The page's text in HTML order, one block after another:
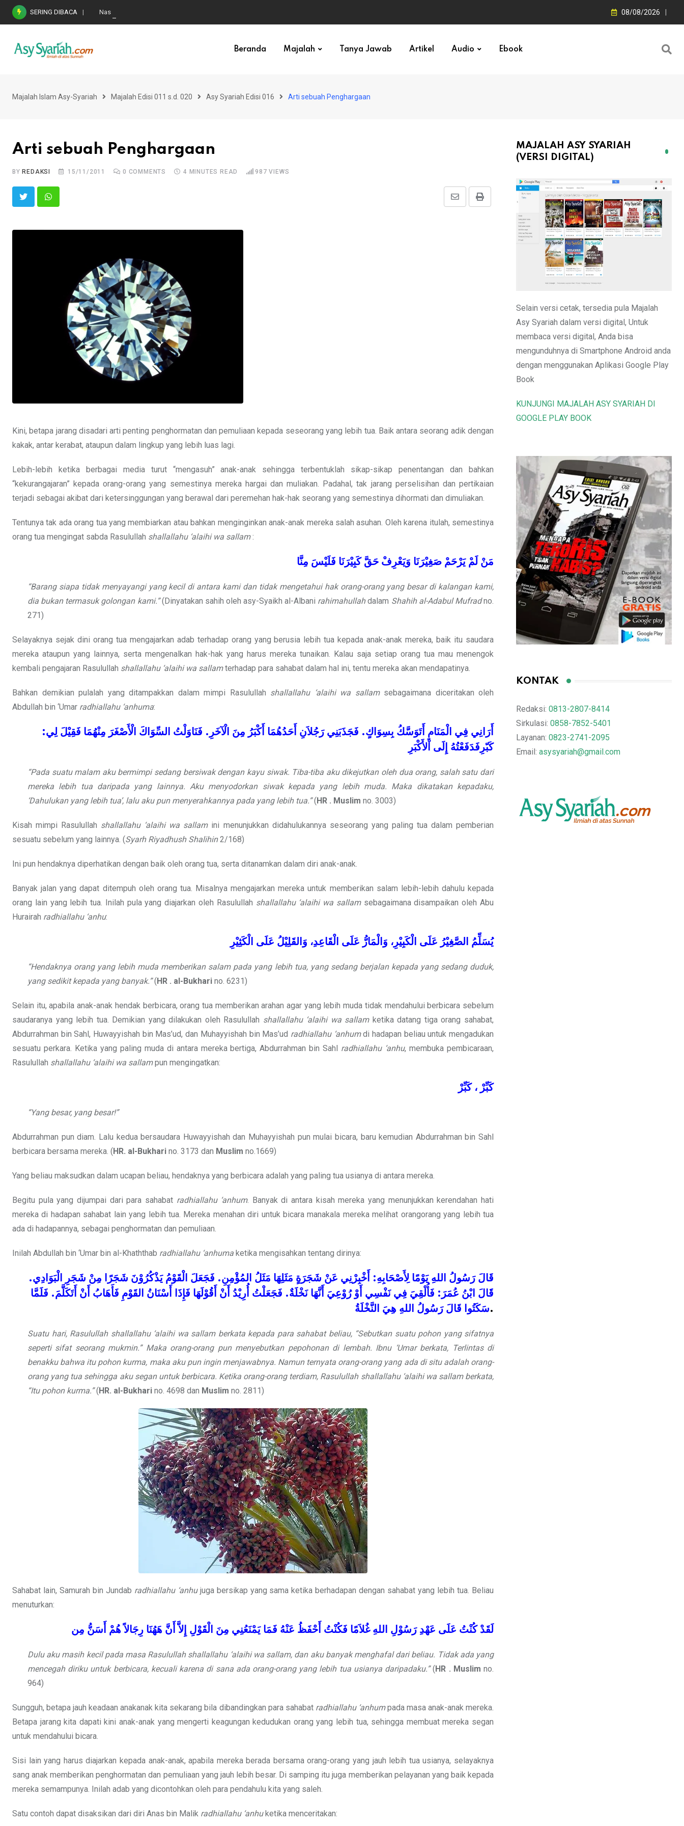
Skip
SERING DIBACA Nasihat Emas di Masa Fitnah (Ujian/Perselisihan) 08/08/2026
Beranda Majalah Tanya Jawab Artikel Audio Ebook
Majalah Islam Asy-Syariah Majalah Edisi 011 s.d. 020 Asy Syariah Edisi 016 Arti sebuah Penghargaan
Arti sebuah Penghargaan
BY REDAKSI 15/11/2011 0 COMMENTS 4 MINUTES READ 987 VIEWS
Print
Share
Kini, betapa jarang disadari arti penting penghormatan dan pemuliaan kepada seseorang yang lebih tua. Baik antara seorang adik dengan
kakak, antar kerabat, ataupun dalam lingkup yang lebih luas lagi.
Lebih-lebih ketika berbagai media turut “mengasuh” anak-anak sehingga terbentuklah sikap-sikap penentangan dan bahkan
“kekurangajaran” kepada orang-orang yang semestinya mereka hargai dan muliakan. Padahal, tak jarang perselisihan dan pertikaian
terjadi sebagai akibat dari ketersinggungan yang berawal dari peremehan hak-hak seorang yang semestinya dihormati dan dimuliakan.
Tentunya tak ada orang tua yang membiarkan atau bahkan menginginkan anak-anak mereka salah asuhan. Oleh karena itulah, semestinya
orang tua mengingat sabda Rasulullah shallallahu ‘alaihi wa sallam:
مَنْ لَمْ يَرْحَمْ صَغِيْرَنَا وَيَعْرِفْ حَقَّ كَبِيْرَنَا فَلَيْسَ مِنَّا
“Barang siapa tidak menyayangi yang kecil di antara kami dan tidak mengetahui hak orang-orang yang besar di kalangan kami,
dia bukan termasuk golongan kami.”(Dinyatakan sahih oleh asy-Syaikh al-Albani rahimahullahdalam Shahih al-Adabul Mufradno.
271)
Selayaknya sejak dini orang tua mengajarkan adab terhadap orang yang berusia lebih tua kepada anak-anak mereka, baik itu saudara
mereka ataupun yang lainnya, serta mengenalkan hak-hak yang harus mereka tunaikan. Kalau saja setiap orang tua mau menengok
kembali pengajaran Rasulullah shallallahu ‘alaihi wa sallamterhadap para sahabat dalam hal ini, tentu mereka akan mendapatinya.
Bahkan demikian pulalah yang ditampakkan dalam mimpi Rasulullah shallallahu ‘alaihi wa sallamsebagaimana diceritakan oleh
Abdullah bin ‘Umar radhiallahu ‘anhuma:
أَرَانِي فِي الْمَنَامِ أَتَوَسَّكُ بِسِوَاكٍ. فَجَذَبَنِي رَجُلاَنِ أَحَدُهُمَا أَكْبَرُ مِنَ الْآخَرِ . فَنَاوَلْتُ السِّوَاكَ الْأَصْغَرَ مِنْهُمَا فَقِيْلَ لِي:
كَبّرِفَدَفَعْتُهُ إِلَى اْلأَكْبَرِ
“Pada suatu malam aku bermimpi sedang bersiwak dengan kayu siwak. Tiba-tiba aku dikejutkan oleh dua orang, salah satu dari
mereka lebih tua daripada yang lainnya. Aku menyodorkan siwak kepada yang lebih muda. Maka dikatakan kepadaku,
‘Dahulukan yang lebih tua’, lalu aku pun menyerahkannya pada yang lebih tua.”( HR . Muslim no. 3003)
Kisah mimpi Rasulullah shallallahu ‘alaihi wa sallamini menunjukkan didahulukannya seseorang yang paling tua dalam pemberian
sesuatu sebelum yang lainnya. (Syarh Riyadhush Shalihin2/168)
Ini pun hendaknya diperhatikan dengan baik oleh orang tua, serta ditanamkan dalam diri anak-anak.
Banyak jalan yang dapat ditempuh oleh orang tua. Misalnya mengajarkan mereka untuk memberikan salam lebih-lebih dahulu kepada
orang lain yang lebih tua. Inilah pula yang diajarkan oleh Rasulullah shallallahu ‘alaihi wa sallamsebagaimana disampaikan oleh Abu
Hurairah radhiallahu ‘anhu:
يُسَلِّمُ الصَّغِيْرُ عَلَى الْكَبِيْرِ، وَالْمَارُّ عَلَى الْقَاعِدِ، وَالقَلِيْلُ عَلَى الْكَثِيْرِ
“Hendaknya orang yang lebih muda memberikan salam pada yang lebih tua, yang sedang berjalan kepada yang sedang duduk,
yang sedikit kepada yang banyak.”( HR . al-Bukhari no. 6231)
Selain itu, apabila anak-anak hendak berbicara, orang tua memberikan arahan agar yang lebih muda tidak mendahului berbicara sebelum
saudaranya yang lebih tua. Demikian yang dilakukan oleh Rasulullah shallallahu ‘alaihi wa sallamketika datang tiga orang sahabat,
Abdurrahman bin Sahl, Huwayyishah bin Mas’ud, dan Muhayyishah bin Mas’ud radhiallahu ‘anhumdi hadapan beliau untuk mengadukan
sesuatu perkara. Ketika yang paling muda di antara mereka bertiga, Abdurrahman bin Sahl radhiallahu ‘anhu, membuka pembicaraan,
Rasulullah shallallahu ‘alaihi wa sallampun mengingatkan:
كَبِّرْ ، كَبِّرْ
“Yang besar, yang besar!”
Abdurrahman pun diam. Lalu kedua bersaudara Huwayyishah dan Muhayyishah pun mulai bicara, baru kemudian Abdurrahman bin Sahl
berbicara bersama mereka. ( HR. al-Bukhari no. 3173 dan Muslim no.1669)
Yang beliau maksudkan dalam ucapan beliau, hendaknya yang berbicara adalah yang paling tua usianya di antara mereka.
Begitu pula yang dijumpai dari para sahabat radhiallahu ‘anhum. Banyak di antara kisah mereka yang menunjukkan kerendahan hati
mereka di hadapan sahabat lain yang lebih tua. Mereka menahan diri untuk bicara manakala mereka melihat orangorang yang lebih tua
ada di hadapannya, sebagai penghormatan dan pemuliaan.
Inilah Abdullah bin ‘Umar bin al-Khaththab radhiallahu ‘anhuma ketika mengisahkan tentang dirinya:
قَالَ رَسُولُ اللهِ يَوْمًا لِأَصْحَابِهِ: أَخْبِرْنِي عَنْ شَجَرَةٍ مَثَلِهَا مَثَلُ المُؤْمِنِ. فَجَعَلَ الْقَوْمُ يَذْكُرُوْنَ شَجَرًا مِنْ شَجَرِ الْبَوَادِي.
قََالَ ابْنُ عُمَرَ : فَأُلْقِيَ فِي نَفْسِي أَوْ رُوْعِيَ أَنَّهَا نَخْلَةٌ. فَجَعَلْتُ أُرِيْدُ أَنْ أَقُوْلَهَا فَإِذَا أَسْنَانُ القَوْمِ فَأَهَابُ أَنْ أَتَكَلَّمَ. فَلَمَّا
سَكَتُوا قَالَ رَسُولُ اللهِ هِيَ النَّخْلَةُ .
Suatu hari, Rasulullah shallallahu ‘alaihi wa sallam berkata kepada para sahabat beliau, “Sebutkan suatu pohon yang sifatnya
seperti sifat seorang mukmin.” Maka orang-orang pun menyebutkan pepohonan di lembah. Ibnu ‘Umar berkata, Terlintas di
benakku bahwa itu pohon kurma, maka aku pun ingin menjawabnya. Namun ternyata orang-orang yang ada di situ adalah orang-
orang yang tua sehingga aku segan untuk berbicara. Ketika orang-orang terdiam, Rasulullah shallallahu ‘alaihi wa sallam berkata,
“Itu pohon kurma.”( HR. al-Bukhari no. 4698 dan Muslim no. 2811)
Sahabat lain, Samurah bin Jundab radhiallahu ‘anhujuga bersikap yang sama ketika berhadapan dengan sahabat yang lebih tua. Beliau
menuturkan:
لَقَدْ كُنْتُ عَلَى عَهْدِ رَسُوْلِ اللهِ غُلاَمًا فَكُنْتُ أَحْفَظُ عَنْهُ فَمَا يَمْنَعُنِي مِنَ الْقَوْلِ إِلاَّ أَنَّ هَهُنَا رِجَالاً هُمْ أَسَنُّ مِن
Dulu aku masih kecil pada masa Rasulullah shallallahu ‘alaihi wa sallam, dan aku banyak menghafal dari beliau. Tidak ada yang
mencegah diriku untuk berbicara, kecuali karena di sana ada orang-orang yang lebih tua usianya daripadaku.”( HR . Muslimno.
964)
Sungguh, betapa jauh keadaan anakanak kita sekarang bila dibandingkan para sahabat radhiallahu ‘anhumpada masa anak-anak mereka.
Betapa jarang kita dapati kini anak-anak yang mengerti keagungan kedudukan orang yang lebih tua, sehingga membuat mereka segan
untuk mendahului bicara.
Sisi lain yang harus diajarkan kepada anak-anak, apabila mereka berada bersama orang-orang yang jauh lebih tua usianya, selayaknya
sang anak memberikan penghormatan dan pemuliaan yang jauh lebih besar. Di samping itu juga memberikan pelayanan yang baik kepada
mereka semampunya. Inilah adab yang dicontohkan oleh para pendahulu kita yang saleh.
Satu contoh dapat disaksikan dari diri Anas bin Malik radhiallahu ‘anhuketika menceritakan:
MAJALAH ASY SYARIAH
(VERSI DIGITAL)
Selain versi cetak, tersedia pula Majalah
Asy Syariah dalam versi digital, Untuk
membaca versi digital, Anda bisa
mengunduhnya di Smartphone Android anda
dengan menggunakan Aplikasi Google Play
Book
KUNJUNGI MAJALAH ASY SYARIAH DI
GOOGLE PLAY BOOK
KONTAK
Redaksi: 0813-2807-8414
Sirkulasi: 0858-7852-5401
Layanan: 0823-2741-2095
Email: asysyariah@gmail.com